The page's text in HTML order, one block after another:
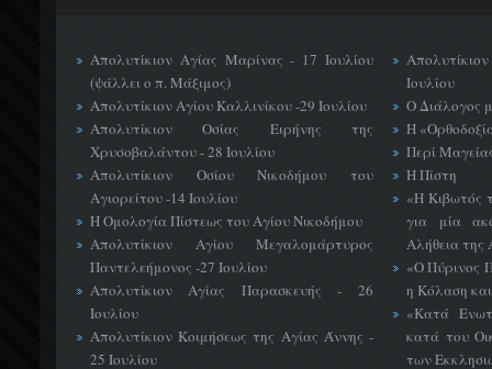
Απολυτίκιον Αγίας Μαρίνας - 17 Ιουλίου
(ψάλλει ο π. Μάξιμος)
Απολυτίκιον Αγίου Καλλινίκου -29 Ιουλίου
Απολυτίκιον Οσίας Ειρήνης της
Χρυσοβαλάντου - 28 Ιουλίου
Απολυτίκιον Οσίου Νικοδήμου του
Αγιορείτου -14 Ιουλίου
Η Ομολογία Πίστεως του Αγίου Νικοδήμου
Απολυτίκιον Αγίου Μεγαλομάρτυρος
Παντελεήμονος -27 Ιουλίου
Απολυτίκιον Αγίας Παρασκευής - 26
Ιουλίου
Απολυτίκιον Κοιμήσεως της Αγίας Άννης -
25 Ιουλίου
Ιουλίου
Ο Διάλογος
Η
Περί
Η Πίστη
«H Κιβωτός
για μία
Αλήθεια της
«Ο Πύρινος
η Κόλαση
«Κατά
κατά του
των